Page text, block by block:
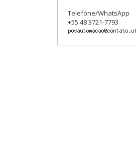
Telefone/WhatsApp
+55 48 3721-7793